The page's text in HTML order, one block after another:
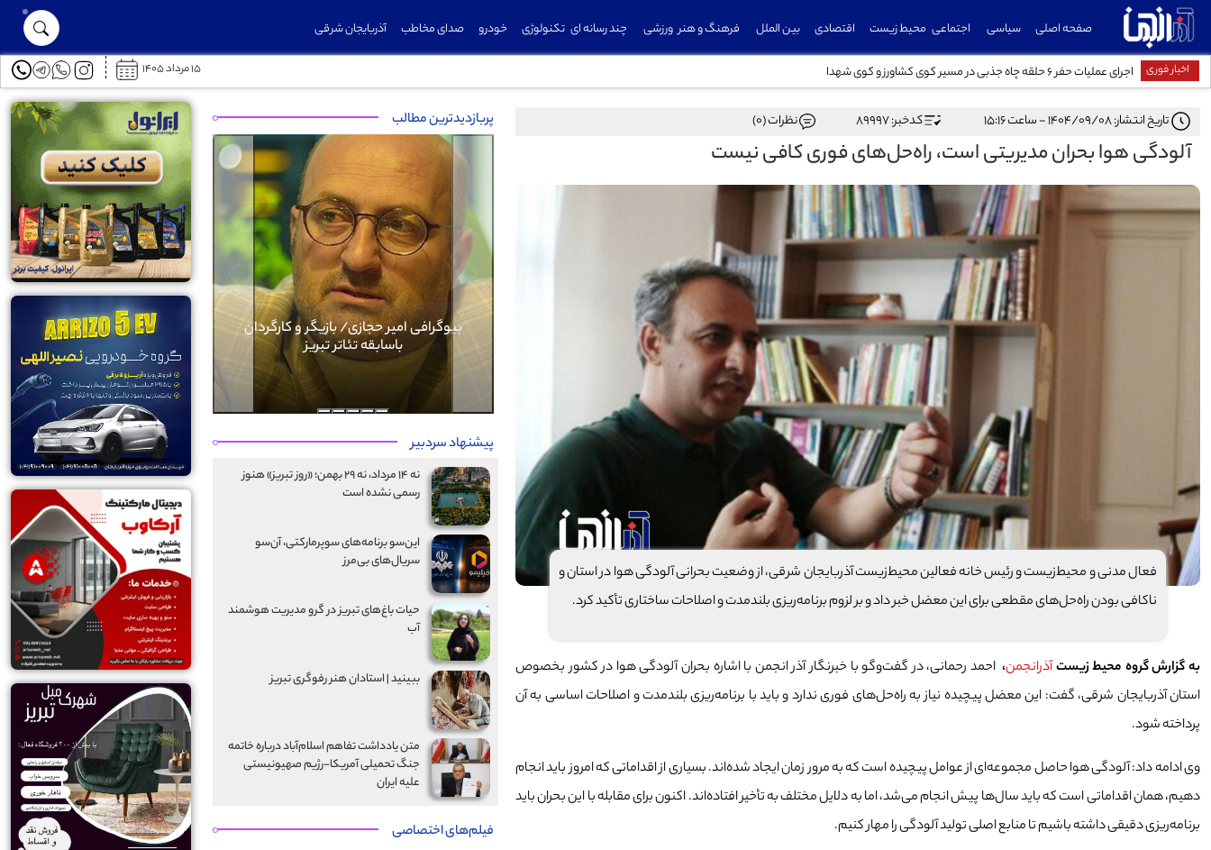
صفحه اصلی سیاسی اجتماعی محیط زیست اقتصادی بین الملل فرهنگ و هنر ورزشی چند رسانه ای تکنولوژی خودرو صدای مخاطب آذربایجان شرقی
اخبار فوری اجرای عملیات حفر ۶ حلقه چاه جذبی در مسیر کوی کشاورز و کوی شهدا توسعه حمل‌ونقل عمومی در شهرک خاوران با احداث ایستگاه‌های جدید
۱۵ مرداد ۱۴۰۵
تاریخ انتشار: ۱۴۰۴/۰۹/۰۸ - ساعت ۱۵:۱۶ کدخبر: 89997 نظرات (0)
آلودگی هوا بحران مدیریتی است، راه‌حل‌های فوری کافی نیست
فعال مدنی و محیط‌زیست و رئیس خانه فعالین محیط‌زیست آذربایجان شرقی، از وضعیت بحرانی آلودگی هوا در استان و
ناکافی بودن راه‌حل‌های مقطعی برای این معضل خبر داد و بر لزوم برنامه‌ریزی بلندمدت و اصلاحات ساختاری تأکید کرد.
به گزارش گروه محیط زیستآذرانجمن،احمد رحمانی، در گفت‌وگو با خبرنگار آذر انجمن با اشاره بحران آلودگی هوا در کشور بخصوص
استان آذربایجان شرقی، گفت: این معضل پیچیده نیاز به راه‌حل‌های فوری ندارد و باید با برنامه‌ریزی بلندمدت و اصلاحات اساسی به آن
پرداخته شود.
وی ادامه داد: آلودگی هوا حاصل مجموعه‌ای از عوامل پیچیده است که به مرور زمان ایجاد شده‌اند. بسیاری از اقداماتی که امروز باید انجام
دهیم، همان اقداماتی است که باید سال‌ها پیش انجام می‌شد، اما به دلایل مختلف به تأخیر افتاده‌اند. اکنون برای مقابله با این بحران باید
برنامه‌ریزی دقیقی داشته باشیم تا منابع اصلی تولید آلودگی را مهار کنیم.
پربازدیدترین مطالب
بیوگرافی امیر حجازی/ بازیگر و
باسابقه تئاتر تبریز
بیوگرافی کرار نماری
Previous
Next
پیشنهاد سردبیر
نه ۱۴ مرداد، نه ۲۹ بهمن؛ «روز تبریز» هنوز
رسمی نشده است
این‌سو برنامه‌های سوپرمارکتی، آن‌سو
سریال‌های بی‌مرز
حیات باغ‌های تبریز در گرو مدیریت هوشمند
آب
ببینید | استادان هنر رفوگری تبریز
متن یادداشت تفاهم اسلام‌آباد درباره خاتمه
جنگ تحمیلی آمریکا-رژیم صهیونیستی
علیه ایران
فیلم‌های اختصاصی